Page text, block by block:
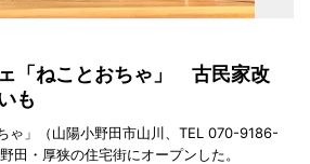
「ねことおちゃ」 古民家改
も
ゃ」（山陽小野田市山川、TEL 070-9186-
田・厚狭の住宅街にオープンした。